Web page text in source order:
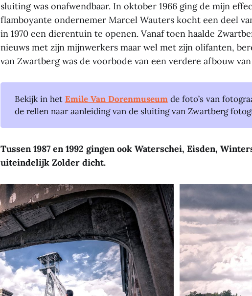
sluiting was onafwendbaar. In oktober 1966 ging de mijn
flamboyante ondernemer Marcel Wauters kocht een deel
in 1970 een dierentuin te openen. Vanaf toen haalde
nieuws met zijn mijnwerkers maar wel met zijn olifanten,
van Zwartberg was de voorbode van een verdere afbouw
Bekijk in het Emile Van Dorenmuseumde foto’s van
de rellen naar aanleiding van de sluiting van Zwartberg
Tussen 1987 en 1992 gingen ook Waterschei, Eisden,
uiteindelijk Zolder dicht.